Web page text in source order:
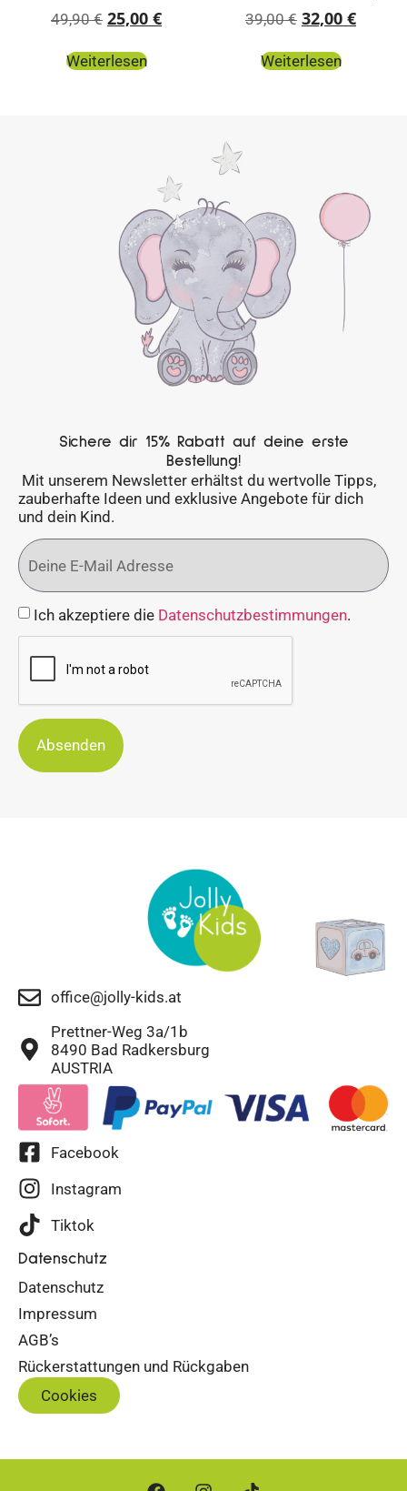
49,90€ 25,00 €
Weiterlesen
39,00€ 32,00 €
Weiterlesen
Sichere dir 15% Rabatt auf deine erste
Bestellung!
Mit unserem Newsletter erhältst du wertvolle Tipps,
zauberhafte Ideen und exklusive Angebote für dich
und dein Kind.
Ich akzeptiere die Datenschutzbestimmungen.
Absenden
office@jolly-kids.at
Prettner-Weg 3a/1b
8490 Bad Radkersburg
AUSTRIA
Facebook
Instagram
Tiktok
Datenschutz
Datenschutz
Impressum
AGB’s
Rückerstattungen und Rückgaben
Cookies